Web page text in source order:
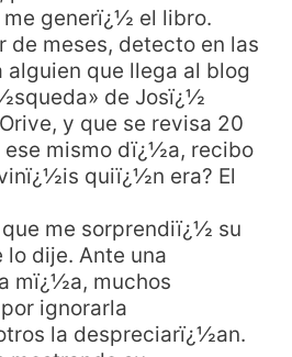
generï¿½ el libro.
de meses, detecto en las
que llega al blog
de Josï¿½
y que se revisa 20
ese mismo dï¿½a, recibo
quiï¿½n era? El
me sorprendiï¿½ su
dije. Ante una
mï¿½a, muchos
ignorarla
la despreciarï¿½an.